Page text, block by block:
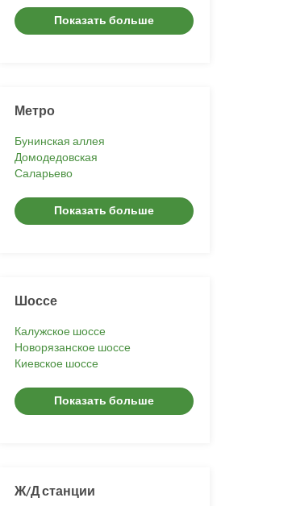
Показать больше
Метро
Бунинская аллея
Домодедовская
Саларьево
Показать больше
Шоссе
Калужское шоссе
Новорязанское шоссе
Киевское шоссе
Показать больше
Ж/Д станции